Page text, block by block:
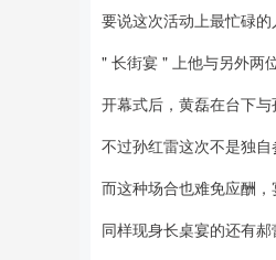
要说这次活动上最忙碌的
" 长街宴 " 上他与另外两
开幕式后，黄磊在台下
不过孙红雷这次不是独
而这种场合也难免应酬
同样现身长桌宴的还有郝